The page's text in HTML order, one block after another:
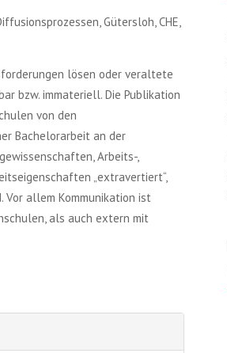
Gütersloh, CHE,
lösen oder veraltete
bzw. immateriell. Die Publikation
von den
Bachelorarbeit an der
Arbeits-,
„extravertiert“,
Vor allem Kommunikation ist
als auch extern mit